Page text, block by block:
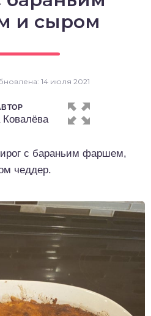
и сыром
14 июля 2021
с бараньим фаршем,
чеддер.